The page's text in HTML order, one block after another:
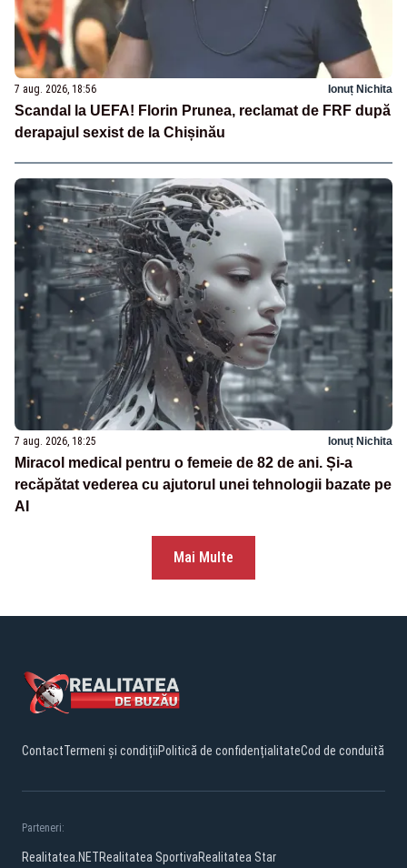
7 aug. 2026, 18:56 Ionuț Nichita
Scandal la UEFA! Florin Prunea, reclamat de FRF după
derapajul sexist de la Chișinău
7 aug. 2026, 18:25 Ionuț Nichita
Miracol medical pentru o femeie de 82 de ani. Și-a
recăpătat vederea cu ajutorul unei tehnologii bazate pe
AI
Mai Multe
ContactTermeni și condițiiPolitică de confidențialitateCod de conduită
Parteneri:
Realitatea.NETRealitatea SportivaRealitatea Star